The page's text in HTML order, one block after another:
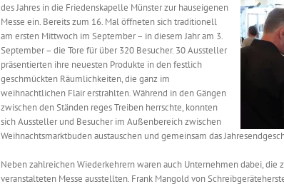
des Jahres in die Friedenskapelle Münster zur hauseigenen
Messe ein. Bereits zum 16. Mal öffneten sich traditionell
am ersten Mittwoch im September – in diesem Jahr am 3.
September – die Tore für über 320 Besucher. 30 Aussteller
präsentierten ihre neuesten Produkte in den festlich
geschmückten Räumlichkeiten, die ganz im
weihnachtlichen Flair erstrahlten. Während in den Gängen
zwischen den Ständen reges Treiben herrschte, konnten
sich Aussteller und Besucher im Außenbereich zwischen
Weihnachtsmarktbuden austauschen und gemeinsam das
Neben zahlreichen Wiederkehrern waren auch Unternehmen dabei, die
veranstalteten Messe ausstellten. Frank Mangold von